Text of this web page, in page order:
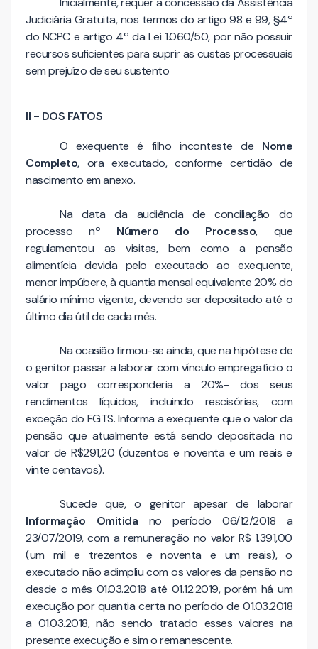
Judiciária Gratuita, nos termos do artigo 98 e 99, §4º
do NCPC e artigo 4º da Lei 1.060/50, por não possuir
recursos suficientes para suprir as custas processuais
sem prejuízo de seu sustento
II - DOS FATOS
O exequente é filho inconteste de Nome
Completo, ora executado, conforme certidão de
nascimento em anexo.
Na data da audiência de conciliação do
processo nº Número do Processo, que
regulamentou as visitas, bem como a pensão
alimentícia devida pelo executado ao exequente,
menor impúbere, à quantia mensal equivalente 20% do
salário mínimo vigente, devendo ser depositado até o
último dia útil de cada mês.
Na ocasião firmou-se ainda, que na hipótese de
o genitor passar a laborar com vínculo empregatício o
valor pago corresponderia a 20%- dos seus
rendimentos líquidos, incluindo rescisórias, com
exceção do FGTS. Informa a exequente que o valor da
pensão que atualmente está sendo depositada no
valor de R$291,20 (duzentos e noventa e um reais e
vinte centavos).
Sucede que, o genitor apesar de laborar
Informação Omitida no período 06/12/2018 a
23/07/2019, com a remuneração no valor R$ 1.391,00
(um mil e trezentos e noventa e um reais), o
executado não adimpliu com os valores da pensão no
desde o mês 01.03.2018 até 01.12.2019, porém há um
execução por quantia certa no período de 01.03.2018
a 01.03.2018, não sendo tratado esses valores na
presente execução e sim o remanescente.